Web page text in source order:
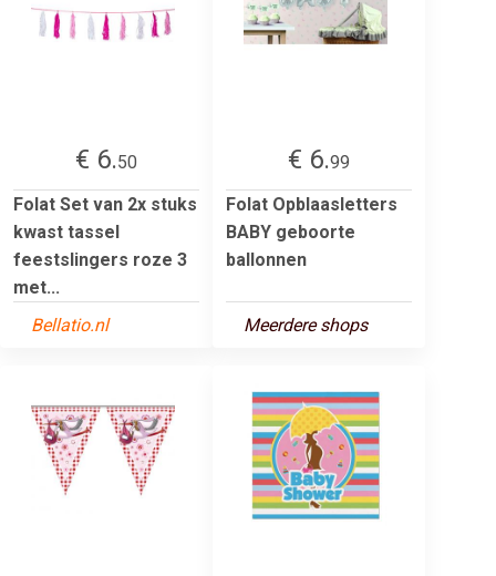
€ 6.50
Folat Set van 2x stuks
kwast tassel
feestslingers roze 3
met...
Bellatio.nl
€ 6.99
Folat Opblaasletters
BABY geboorte
ballonnen
Meerdere shops